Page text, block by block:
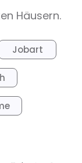
Häusern.
Jobart